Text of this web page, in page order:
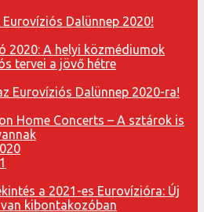
Eurovíziós Dalünnep 2020!
2020: A helyi közmédiumok
tervei a jövő hétre
Eurovíziós Dalünnep 2020-ra!
Home Concerts – A sztárok is
a 2021-es Eurovízióra: Új
kibontakozóban